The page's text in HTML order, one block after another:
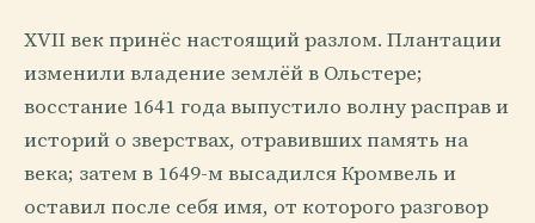
XVII век принёс настоящий разлом. Плантации
изменили владение землёй в Ольстере;
восстание 1641 года выпустило волну расправ и
историй о зверствах, отравивших память на
века; затем в 1649-м высадился Кромвель и
оставил после себя имя, от которого разговор